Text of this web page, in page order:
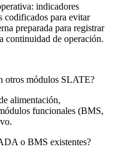
indicadores
codificados para evitar
preparada para registrar
continuidad de operación.
otros módulos SLATE?
alimentación,
funcionales (BMS,
o BMS existentes?